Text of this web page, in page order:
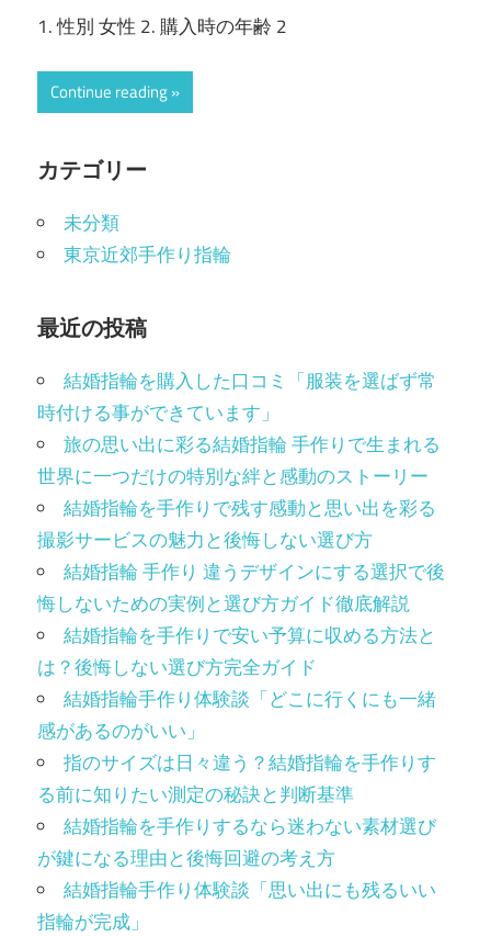
1. 性別 女性 2. 購入時の年齢 2
Continue reading
カテゴリー
未分類
東京近郊手作り指輪
最近の投稿
結婚指輪を購入した口コミ「服装を選ばず常
時付ける事ができています」
旅の思い出に彩る結婚指輪 手作りで生まれる
世界に一つだけの特別な絆と感動のストーリー
結婚指輪を手作りで残す感動と思い出を彩る
撮影サービスの魅力と後悔しない選び方
結婚指輪 手作り 違うデザインにする選択で後
悔しないための実例と選び方ガイド徹底解説
結婚指輪を手作りで安い予算に収める方法と
は？後悔しない選び方完全ガイド
結婚指輪手作り体験談「どこに行くにも一緒
感があるのがいい」
指のサイズは日々違う？結婚指輪を手作りす
る前に知りたい測定の秘訣と判断基準
結婚指輪を手作りするなら迷わない素材選び
が鍵になる理由と後悔回避の考え方
結婚指輪手作り体験談「思い出にも残るいい
指輪が完成」